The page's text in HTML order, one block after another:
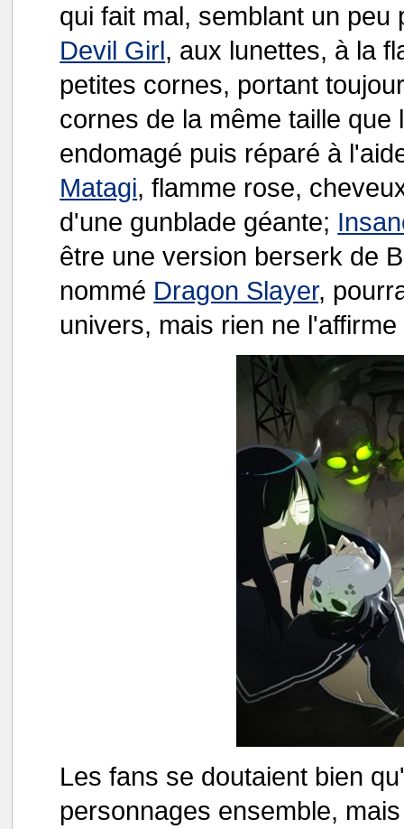
qui fait mal, semblant un
Devil Girl, aux lunettes, à la
petites cornes, portant
cornes de la même taille
endomagé puis réparé à
Matagi, flamme rose,
d'une gunblade géante;
être une version berserk de
nommé Dragon Slayer,
univers, mais rien ne
Les fans se doutaient bien
personnages ensemble,